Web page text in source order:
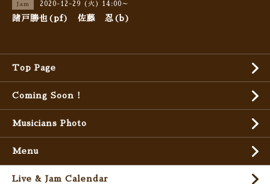
Jam 2020-12-29 (火) 14:00～
諸戸勝也(pf) 佐藤 忍(b)
Top Page
Coming Soon !
Musicians Photo
Menu
Live & Jam Calendar